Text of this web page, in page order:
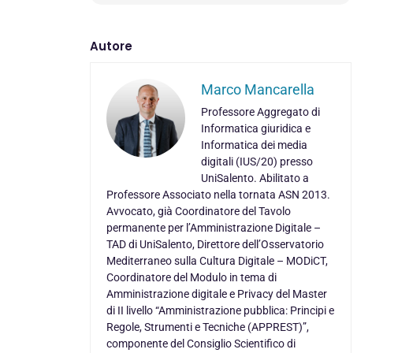
Autore
Marco Mancarella
Professore Aggregato di
Informatica giuridica e
Informatica dei media
digitali (IUS/20) presso
UniSalento. Abilitato a
Professore Associato nella tornata ASN 2013.
Avvocato, già Coordinatore del Tavolo
permanente per l’Amministrazione Digitale –
TAD di UniSalento, Direttore dell’Osservatorio
Mediterraneo sulla Cultura Digitale – MODiCT,
Coordinatore del Modulo in tema di
Amministrazione digitale e Privacy del Master
di II livello “Amministrazione pubblica: Principi e
Regole, Strumenti e Tecniche (APPREST)”,
componente del Consiglio Scientifico di